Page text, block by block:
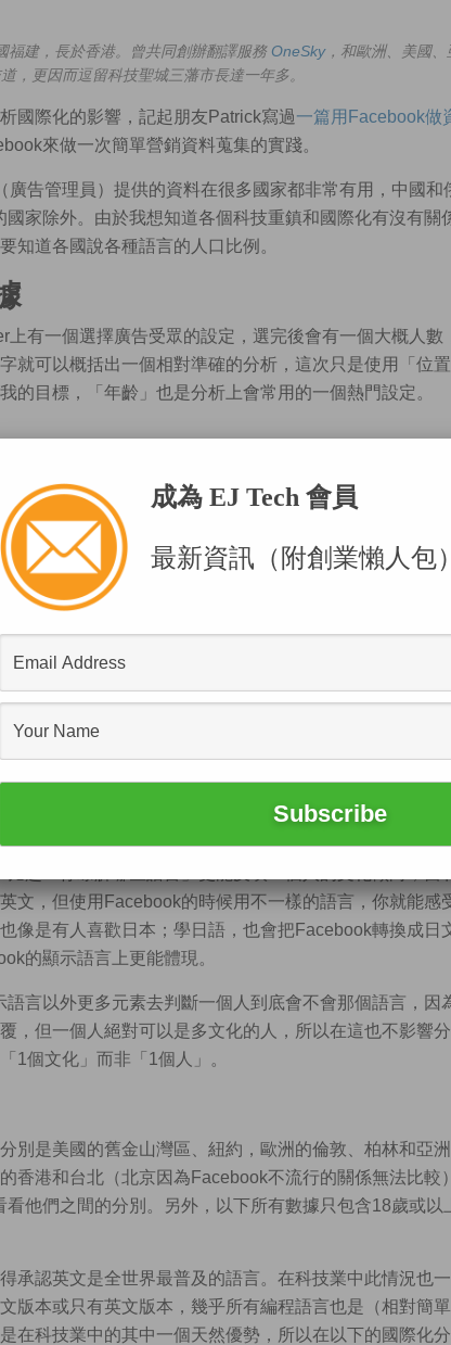
福建，長於香港。曾共同創辦翻譯服務 OneSky，和歐洲、美國、
，更因而逗留科技聖城三藩市長達一年多。
國際化的影響，記起朋友Patrick寫過一篇用Facebook做
來做一次簡單營銷資料蒐集的實踐。
廣告管理員）提供的資料在很多國家都非常有用，中國和
家除外。由於我想知道各個科技重鎮和國際化有沒有關
知道各國說各種語言的人口比例。
上有一個選擇廣告受眾的設定，選完後會有一個大概人數
就可以概括出一個相對準確的分析，這次只是使用「位置
的目標，「年齡」也是分析上會常用的一個熱門設定。
也有以下限制：
用戶，但在Facebook覆蓋率極高的科技業沒甚麼問題
的「界面顯示」設定，而非「你瞭解哪些語言」
界面顯示語言選項幾乎一樣。
而非實數。
面子的關係，無論如何配搭，最低的受眾估算也有20，所
去掉，這並不會影響宏觀的分析結果。
的地區數據無法作準，這也是為甚麼我沒有把北京加進來比
比起「你瞭解哪些語言」更能反映一個人的文化傾向，當
文，但使用Facebook的時候用不一樣的語言，你就能感
像是有人喜歡日本；學日語，也會把Facebook轉換成日
的顯示語言上更能體現。
語言以外更多元素去判斷一個人到底會不會那個語言，因
，但一個人絕對可以是多文化的人，所以在這也不影響分
1個文化」而非「1個人」。
別是美國的舊金山灣區、紐約，歐洲的倫敦、柏林和亞
香港和台北（北京因為Facebook不流行的關係無法比較
他們之間的分別。另外，以下所有數據只包含18歲或以
承認英文是全世界最普及的語言。在科技業中此情況也一
版本或只有英文版本，幾乎所有編程語言也是（相對簡單
在科技業中的其中一個天然優勢，所以在以下的國際化
成為 EJ Tech 會員
最新資訊（附創業懶人包